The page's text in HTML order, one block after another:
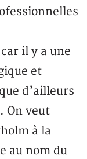
il y a une
et
d’ailleurs
On veut
à la
au nom du